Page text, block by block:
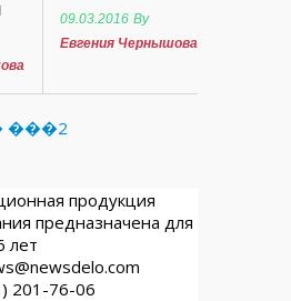
09.03.2016 By
Евгения Чернышова
продукция
предназначена для
лет
201-76-06